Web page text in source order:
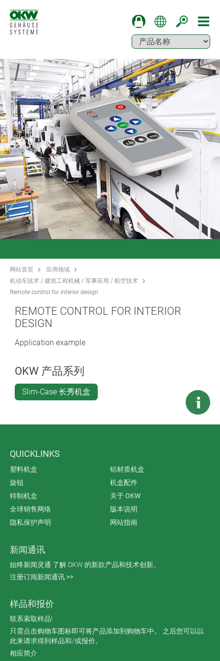
网站首页
应用领域
机动车技术 / 建筑工程机械 / 军事应用 / 航空技术
Remote control for interior design
REMOTE CONTROL FOR INTERIOR
DESIGN
Application example
OKW 产品系列
Slim-Case 长秀机盒
QUICKLINKS
塑料机盒
铝材质机盒
旋钮
机盒配件
特制机盒
关于 OKW
全球销售网络
版本说明
隐私保护声明
网站指南
新闻通讯
始终新闻灵通 了解 OKW 的新款产品和技术创新。
注册订阅新闻通讯 >>
样品和报价
联系索取样品!
只需点击购物车图标即可将产品添加到购物车中。 之后您可以以
此来请求得到样品和/或报价。
相应简介